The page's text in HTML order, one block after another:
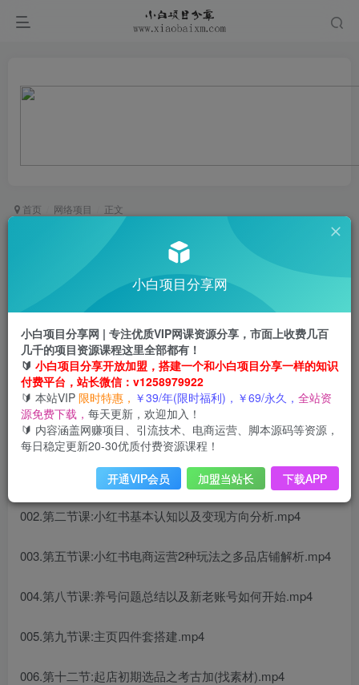
首页 网络项目 正文
小红书高级运营课程，小红书开店流程，小红书电
商如何运营，小红书疑问解答
2年前发布
关注
0 147 45
课程内容：
001.第一节课:学习流程以及后续实操流程注意重点.mp4
002.第二节课:小红书基本认知以及变现方向分析.mp4
003.第五节课:小红书电商运营2种玩法之多品店铺解析.mp4
004.第八节课:养号问题总结以及新老账号如何开始.mp4
005.第九节课:主页四件套搭建.mp4
006.第十二节:起店初期选品之考古加(找素材).mp4
小白项目分享网
小白项目分享网 | 专注优质VIP网课资源分享，市面上收费几百
几千的项目资源课程这里全部都有！
🔰 小白项目分享开放加盟，搭建一个和小白项目分享一样的知识
付费平台，站长微信：v1258979922
🔰 本站VIP 限时特惠， ￥39/年(限时福利)，￥69/永久， 全站资
源免费下载， 每天更新，欢迎加入！
🔰 内容涵盖网赚项目、引流技术、电商运营、脚本源码等资源，
每日稳定更新20-30优质付费资源课程！
开通VIP会员 加盟当站长 下载APP